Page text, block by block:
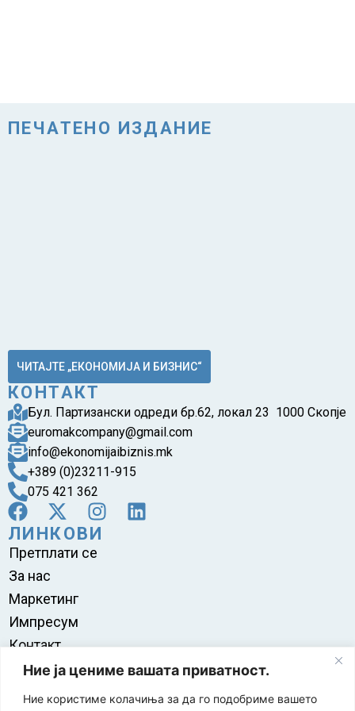
Ние ја цениме вашата приватност.
Ние користиме колачиња за да го подобриме вашето
ПЕЧАТЕНО ИЗДАНИЕ
ЧИТАЈТЕ „ЕКОНОМИЈА И БИЗНИС“
КОНТАКТ
Бул. Партизански одреди бр.62, локал 23 1000 Скопје
euromakcompany@gmail.com
info@ekonomijaibiznis.mk
+389 (0)23211-915
075 421 362
ЛИНКОВИ
Претплати се
За нас
Маркетинг
Импресум
Контакт
Правила на користење